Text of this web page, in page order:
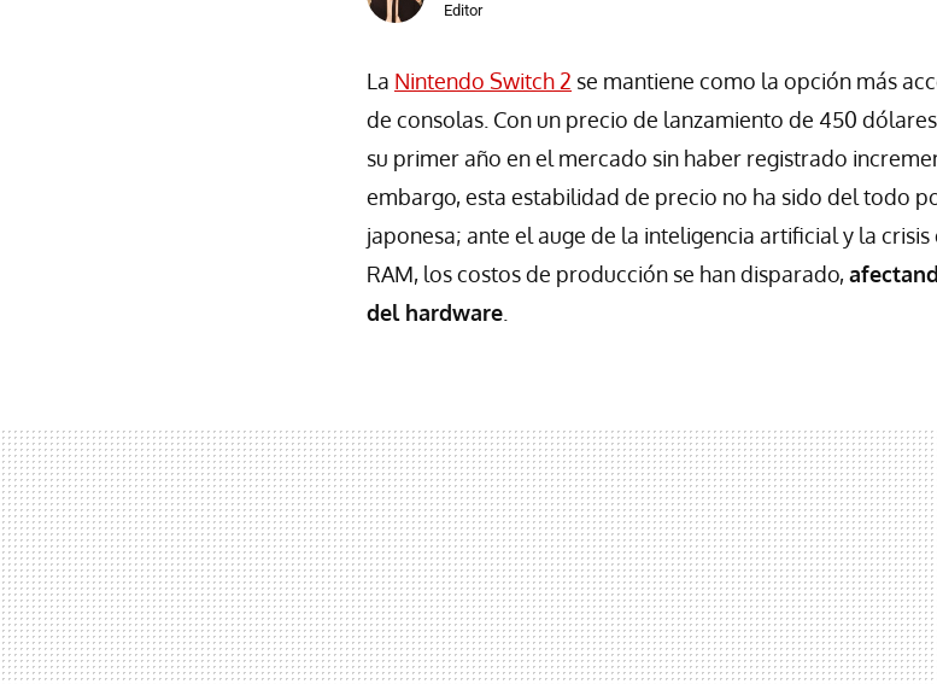
Editor
La Nintendo Switch 2 se mantiene como la opción más
de consolas. Con un precio de lanzamiento de 450
su primer año en el mercado sin haber registrado
embargo, esta estabilidad de precio no ha sido del todo
japonesa; ante el auge de la inteligencia artificial y la
RAM, los costos de producción se han disparado,
del hardware